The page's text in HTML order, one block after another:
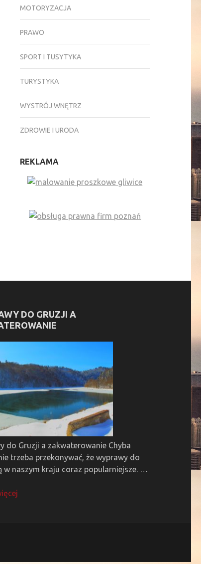
MOTORYZACJA
PRAWO
SPORT I TUSYTYKA
TURYSTYKA
WYSTRÓJ WNĘTRZ
ZDROWIE I URODA
REKLAMA
DO GRUZJI A
do Gruzji a zakwaterowanie Chyba
trzeba przekonywać, że wyprawy do
w naszym kraju coraz popularniejsze. …